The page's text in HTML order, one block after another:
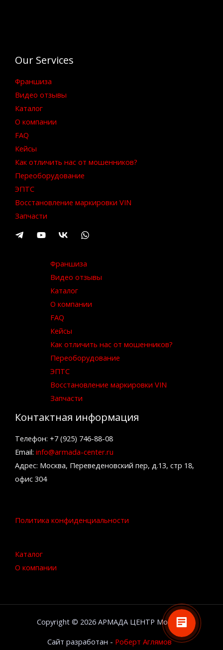
Our Services
Франшиза
Видео отзывы
Каталог
О компании
FAQ
Кейсы
Как отличить нас от мошенников?
Переоборудование
ЭПТС
Восстановление маркировки VIN
Запчасти
Франшиза
Видео отзывы
Каталог
О компании
FAQ
Кейсы
Как отличить нас от мошенников?
Переоборудование
ЭПТС
Восстановление маркировки VIN
Запчасти
Контактная информация
Телефон: +7 (925) 746-88-08
Email: info@armada-center.ru
Адрес: Москва, Переведеновский пер, д.13, стр 18,
офис 304
Политика конфиденциальности
Каталог
О компании
Copyright © 2026 АРМАДА ЦЕНТР Москва
Сайт разработан - Роберт Аглямов